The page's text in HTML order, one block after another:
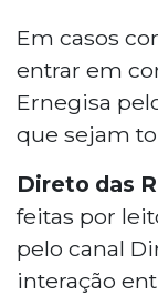
Em casos
entrar em
Ernegisa
que sejam
Direto das
feitas por
pelo canal
interação